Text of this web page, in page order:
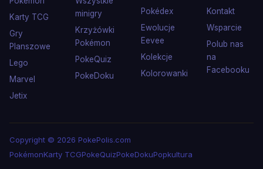
Karty TCG
Gry
Planszowe
Lego
Marvel
Jetix
minigry
Krzyżówki
Pokémon
PokeQuiz
PokeDoku
Pokédex
Ewolucje
Eevee
Kolekcje
Kolorowanki
Kontakt
Wsparcie
Polub nas
na
Facebooku
Copyright © 2026 PokePolis.com
PokémonKarty TCGPokeQuizPokeDokuPopkultura